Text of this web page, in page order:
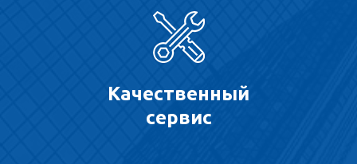
Качественный
сервис